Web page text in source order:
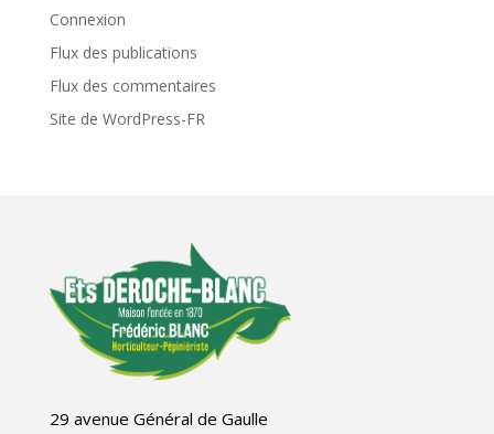
Connexion
Flux des publications
Flux des commentaires
Site de WordPress-FR
29 avenue Général de Gaulle